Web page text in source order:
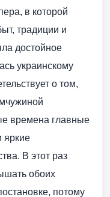
в которой
традиции и
достойное
украинскому
о том,
времена главные
яркие
В этот раз
обоих
потому